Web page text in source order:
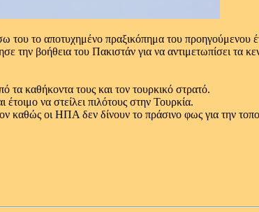
το αποτυχημένο πραξικόπημα του προηγούμενου
την βοήθεια του Πακιστάν για να αντιμετωπίσει τα
τα καθήκοντα τους και τον τουρκικό στρατό.
να στείλει πιλότους στην Τουρκία.
οι ΗΠΑ δεν δίνουν το πράσινο φως για την